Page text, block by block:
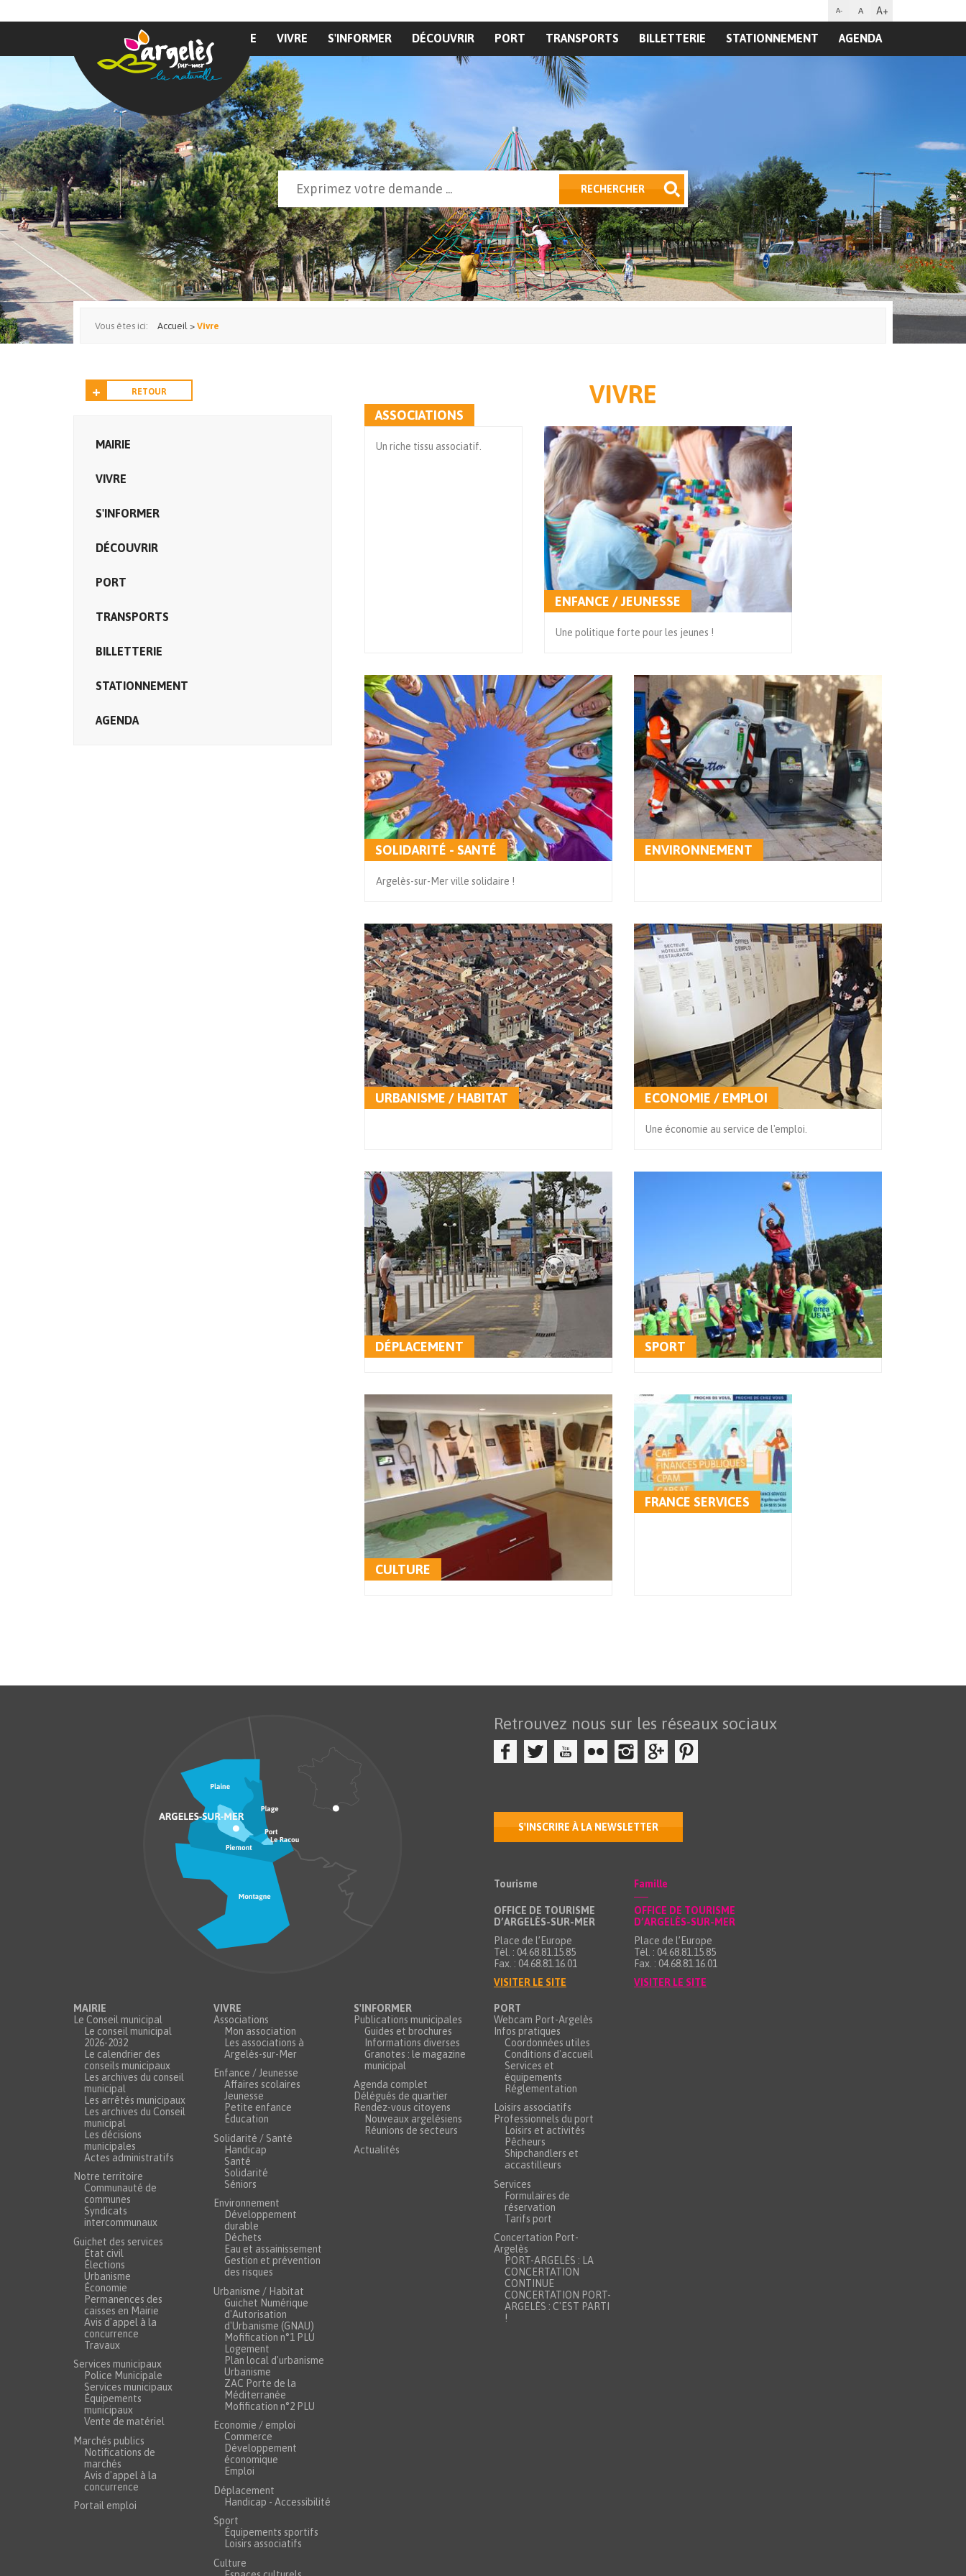
A- A A+
MAIRIE VIVRE S'INFORMER DÉCOUVRIR PORT TRANSPORTS BILLETTERIE STATIONNEMENT AGENDA
Formulaire de recherche RECHERCHER
Vous êtes ici: Accueil > Vivre
RETOUR
MAIRIE
VIVRE
S'INFORMER
DÉCOUVRIR
PORT
TRANSPORTS
BILLETTERIE
STATIONNEMENT
AGENDA
VIVRE
ASSOCIATIONS
Un riche tissu associatif.
ENFANCE / JEUNESSE
Une politique forte pour les jeunes !
SOLIDARITÉ - SANTÉ
Argelès-sur-Mer ville solidaire !
ENVIRONNEMENT
URBANISME / HABITAT ECONOMIE / EMPLOI
Une économie au service de l'emploi.
DÉPLACEMENT SPORT
CULTURE
FRANCE SERVICES
Retrouvez nous sur les réseaux sociaux
S'INSCRIRE À LA NEWSLETTER
Tourisme
OFFICE DE TOURISME
D’ARGELÈS-SUR-MER
Place de l’Europe
Tél. : 04.68.81.15.85
Fax. : 04.68.81.16.01
VISITER LE SITE
Famille
OFFICE DE TOURISME
D’ARGELÈS-SUR-MER
Place de l’Europe
Tél. : 04.68.81.15.85
Fax. : 04.68.81.16.01
VISITER LE SITE
MAIRIE
Le Conseil municipal
Le conseil municipal
2026-2032
Le calendrier des
conseils municipaux
Les archives du conseil
municipal
Les arrêtés municipaux
Les archives du Conseil
municipal
Les décisions
municipales
Actes administratifs
Notre territoire
Communauté de
communes
Syndicats
intercommunaux
Guichet des services
État civil
Élections
Urbanisme
Économie
Permanences des
caisses en Mairie
Avis d'appel à la
concurrence
Travaux
Services municipaux
Police Municipale
Services municipaux
Équipements
municipaux
Vente de matériel
Marchés publics
Notifications de
marchés
Avis d'appel à la
concurrence
Portail emploi
VIVRE
Associations
Mon association
Les associations à
Argelès-sur-Mer
Enfance / Jeunesse
Affaires scolaires
Jeunesse
Petite enfance
Éducation
Solidarité / Santé
Handicap
Santé
Solidarité
Séniors
Environnement
Développement
durable
Déchets
Eau et assainissement
Gestion et prévention
des risques
Urbanisme / Habitat
Guichet Numérique
d'Autorisation
d'Urbanisme (GNAU)
Mofification n°1 PLU
Logement
Plan local d'urbanisme
Urbanisme
ZAC Porte de la
Méditerranée
Mofification n°2 PLU
Economie / emploi
Commerce
Développement
économique
Emploi
Déplacement
Handicap - Accessibilité
Sport
Équipements sportifs
Loisirs associatifs
Culture
S'INFORMER
Publications municipales
Guides et brochures
Informations diverses
Granotes : le magazine
municipal
Agenda complet
Délégués de quartier
Rendez-vous citoyens
Nouveaux argelésiens
Réunions de secteurs
Actualités
PORT
Webcam Port-Argelès
Infos pratiques
Coordonnées utiles
Conditions d'accueil
Services et
équipements
Réglementation
Loisirs associatifs
Professionnels du port
Loisirs et activités
Pêcheurs
Shipchandlers et
accastilleurs
Services
Formulaires de
réservation
Tarifs port
Concertation Port-
Argelès
PORT-ARGELÈS : LA
CONCERTATION
CONTINUE
CONCERTATION PORT-
ARGELÈS : C'EST PARTI
!